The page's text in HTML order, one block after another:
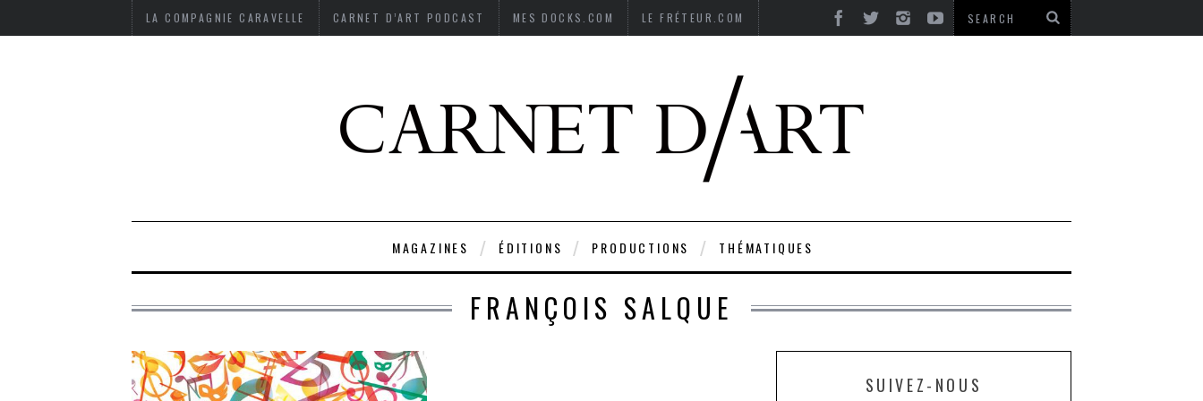
LA COMPAGNIE CARAVELLE CARNET D’ART PODCAST MES DOCKS.COM LE FRÉTEUR.COM
MAGAZINES ÉDITIONS PRODUCTIONS THÉMATIQUES
FRANÇOIS SALQUE
SUIVEZ-NOUS